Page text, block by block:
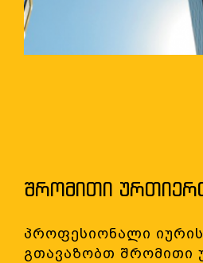
ᲨᲠᲝᲛᲘᲗᲘ
პროფესიონალი
გთავაზობთ შრომითი